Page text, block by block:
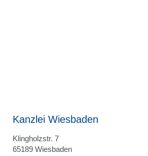
Kanzlei Wiesbaden
Klingholzstr. 7
65189 Wiesbaden